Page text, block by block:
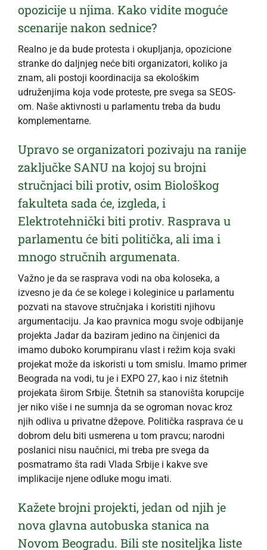
opozicije u njima. Kako vidite moguće
scenarije nakon sednice?
Realno je da bude protesta i okupljanja, opozicione
stranke do daljnjeg neće biti organizatori, koliko ja
znam, ali postoji koordinacija sa ekološkim
udruženjima koja vode proteste, pre svega sa SEOS-
om. Naše aktivnosti u parlamentu treba da budu
komplementarne.
Upravo se organizatori pozivaju na ranije
zaključke SANU na kojoj su brojni
stručnjaci bili protiv, osim Biološkog
fakulteta sada će, izgleda, i
Elektrotehnički biti protiv. Rasprava u
parlamentu će biti politička, ali ima i
mnogo stručnih argumenata.
Važno je da se rasprava vodi na oba koloseka, a
izvesno je da će se kolege i koleginice u parlamentu
pozvati na stavove stručnjaka i koristiti njihovu
argumentaciju. Ja kao pravnica mogu svoje odbijanje
projekta Jadar da baziram jedino na činjenici da
imamo duboko korumpiranu vlast i režim koja svaki
projekat može da iskoristi u tom smislu. Imamo primer
Beograda na vodi, tu je i EXPO 27, kao i niz štetnih
projekata širom Srbije. Štetnih sa stanovišta korupcije
jer niko više i ne sumnja da se ogroman novac kroz
njih odliva u privatne džepove. Politička rasprava će u
dobrom delu biti usmerena u tom pravcu; narodni
poslanici nisu naučnici, mi treba pre svega da
posmatramo šta radi Vlada Srbije i kakve sve
implikacije njene odluke mogu imati.
Kažete brojni projekti, jedan od njih je
nova glavna autobuska stanica na
Novom Beogradu. Bili ste nositeljka liste